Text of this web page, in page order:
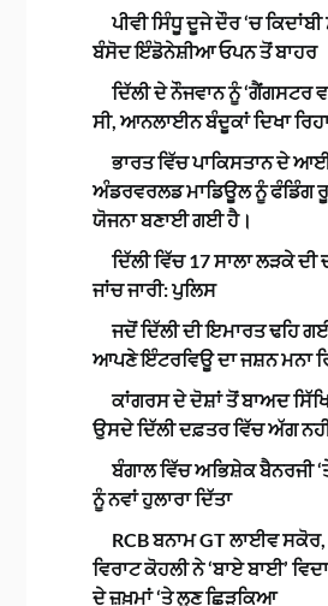
ਪੀਵੀ ਸਿੰਧੂ ਦੂਜੇ ਦੌਰ ‘ਚ
ਬੰਸੋਦ ਇੰਡੋਨੇਸ਼ੀਆ ਓਪਨ ਤੋਂ ਬਾਹਰ
ਦਿੱਲੀ ਦੇ ਨੌਜਵਾਨ ਨੂੰ ‘ਗੈਂਗਸਟਰ
ਸੀ, ਆਨਲਾਈਨ ਬੰਦੂਕਾਂ ਦਿਖਾ
ਭਾਰਤ ਵਿੱਚ ਪਾਕਿਸਤਾਨ ਦੇ
ਅੰਡਰਵਰਲਡ ਮਾਡਿਊਲ ਨੂੰ ਫੰਡਿੰਗ
ਯੋਜਨਾ ਬਣਾਈ ਗਈ ਹੈ।
ਦਿੱਲੀ ਵਿੱਚ 17 ਸਾਲਾ ਲੜਕੇ
ਜਾਂਚ ਜਾਰੀ: ਪੁਲਿਸ
ਜਦੋਂ ਦਿੱਲੀ ਦੀ ਇਮਾਰਤ ਢਹਿ
ਆਪਣੇ ਇੰਟਰਵਿਊ ਦਾ ਜਸ਼ਨ ਮਨਾ
ਕਾਂਗਰਸ ਦੇ ਦੋਸ਼ਾਂ ਤੋਂ ਬਾਅਦ
ਉਸਦੇ ਦਿੱਲੀ ਦਫ਼ਤਰ ਵਿੱਚ ਅੱਗ
ਬੰਗਾਲ ਵਿੱਚ ਅਭਿਸ਼ੇਕ ਬੈਨਰਜੀ
ਨੂੰ ਨਵਾਂ ਹੁਲਾਰਾ ਦਿੱਤਾ
RCB ਬਨਾਮ GT ਲਾਈਵ
ਵਿਰਾਟ ਕੋਹਲੀ ਨੇ ‘ਬਾਏ ਬਾਈ’
ਦੇ ਜ਼ਖ਼ਮਾਂ ‘ਤੇ ਲੂਣ ਛਿੜਕਿਆ